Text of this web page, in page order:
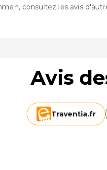
consultez les avis
Avis
Traventia.fr